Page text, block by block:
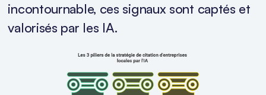
incontournable, ces signaux sont captés et
valorisés par les IA.